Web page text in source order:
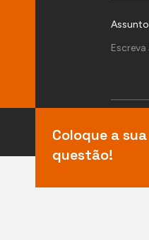
Assunto
Coloque a sua
questão!